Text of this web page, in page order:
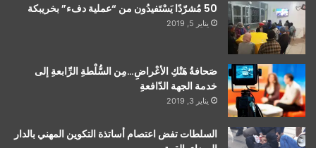
50 مُشرّدًا يَسْتَفيدُون من “عملية دفء” بخريبكة
يناير 5, 2019
صَحافةُ هَتْكِ الأعْراضِ…مِن السُّلْطةِ الرِّابعةِ إلى
خدمة الجهة الدّافعةِ
يناير 3, 2019
السلطات تفض اعتصام أساتذة التكوين المهني بالدار